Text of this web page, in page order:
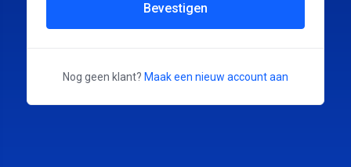
Bevestigen
Nog geen klant? Maak een nieuw account aan